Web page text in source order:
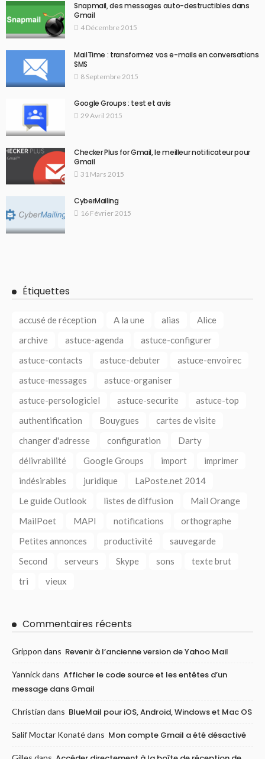
Snapmail, des messages auto-destructibles dans
Gmail
4 Décembre 2015
MailTime : transformez vos e-mails en conversations
SMS
8 Septembre 2015
Google Groups : test et avis
29 Avril 2015
Checker Plus for Gmail, le meilleur notificateur pour
Gmail
31 Mars 2015
CyberMailing
16 Février 2015
Étiquettes
accusé de réception A la une alias
Alice
archive
astuce-agenda
astuce-configurer
astuce-contacts
astuce-debuter
astuce-envoirec
astuce-messages
astuce-organiser
astuce-persologiciel
astuce-securite
astuce-top
authentification
Bouygues
cartes de visite
changer d'adresse
configuration
Darty
délivrabilité
Google Groups import
imprimer
indésirables
juridique
LaPoste.net 2014
Le guide Outlook
listes de diffusion
Mail Orange
MailPoet
MAPI notifications
orthographe
Petites annonces
productivité
sauvegarde
Second
serveurs Skype sons
texte brut
tri
vieux
Commentaires récents
Grippon dans Revenir à l’ancienne version de Yahoo Mail
Yannickdans Afficher le code source et les entêtes d’un
message dans Gmail
Christian dans BlueMail pour iOS, Android, Windows et Mac OS
Salif Moctar Konatédans Mon compte Gmail a été désactivé